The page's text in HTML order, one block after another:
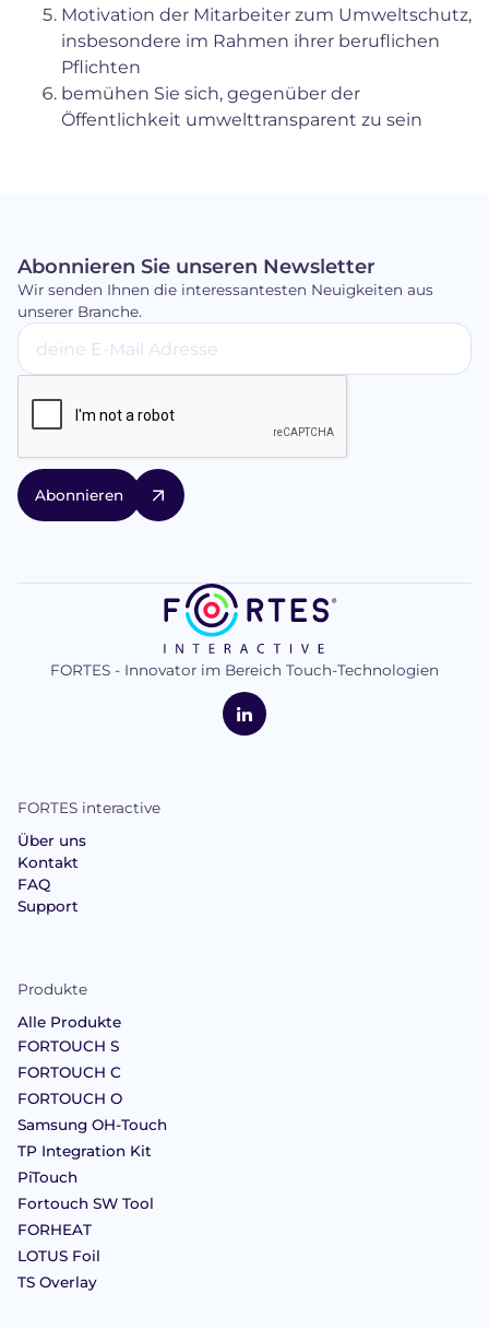
Motivation der Mitarbeiter zum Umweltschutz,
insbesondere im Rahmen ihrer beruflichen
Pflichten
bemühen Sie sich, gegenüber der
Öffentlichkeit umwelttransparent zu sein
Abonnieren Sie unseren Newsletter
Wir senden Ihnen die interessantesten Neuigkeiten aus
unserer Branche.
logo
Interactive
FORTES - Innovator im Bereich Touch-Technologien
LinkedIn
FORTES interactive
Über uns
Kontakt
FAQ
Support
Produkte
Alle Produkte
FORTOUCH S
FORTOUCH C
FORTOUCH O
Samsung OH-Touch
TP Integration Kit
PiTouch
Fortouch SW Tool
FORHEAT
LOTUS Foil
TS Overlay